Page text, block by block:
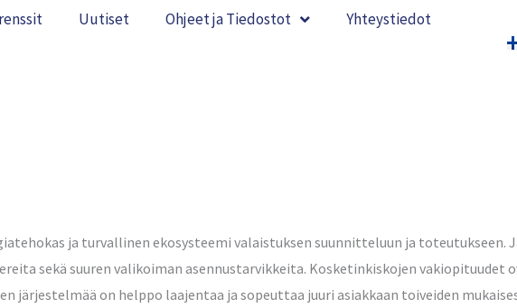
Uutiset Ohjeet ja Tiedostot Yhteystiedot
ja turvallinen ekosysteemi valaistuksen suunnitteluun ja toteutukseen.
sekä suuren valikoiman asennustarvikkeita. Kosketinkiskojen vakiopituudet
järjestelmää on helppo laajentaa ja sopeuttaa juuri asiakkaan toiveiden